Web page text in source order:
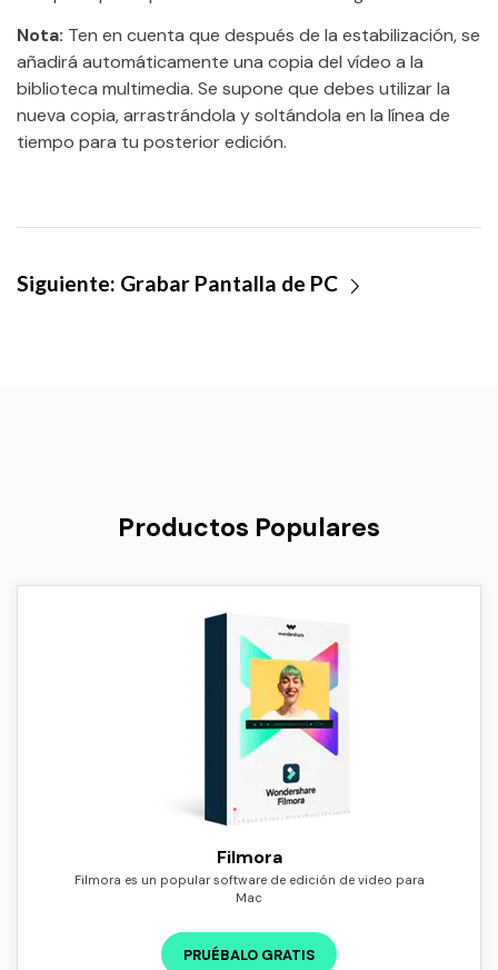
Nota: Ten en cuenta que después de la estabilización, se
añadirá automáticamente una copia del vídeo a la
biblioteca multimedia. Se supone que debes utilizar la
nueva copia, arrastrándola y soltándola en la línea de
tiempo para tu posterior edición.
Siguiente: Grabar Pantalla de PC
Productos Populares
Filmora
Filmora es un popular software de edición de video para
Mac
PRUÉBALO GRATIS